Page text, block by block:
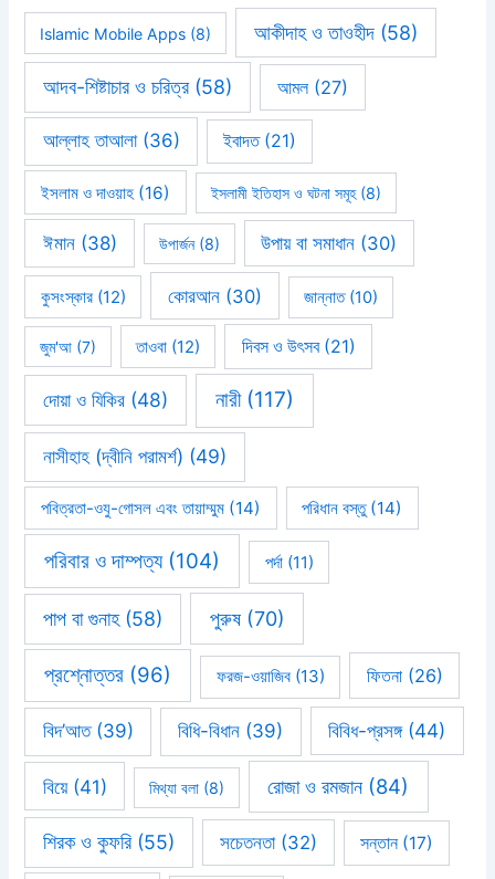
Islamic Mobile Apps (8) আকীদাহ ও তাওহীদ(58)
আদব-শিষ্টাচার ও চরিত্র(58) আমল(27)
আল্লাহ তাআলা(36) ইবাদত(21)
ইসলাম ও দাওয়াহ (16) ইসলামী ইতিহাস ও ঘটনা সমূহ(8)
ঈমান(38) উপার্জন(8) উপায় বা সমাধান (30)
কুসংস্কার(12) কোরআন (30) জান্নাত(10)
জুম'আ (7) তাওবা (12) দিবস ও উৎসব(21)
দোয়া ও যিকির (48) নারী(117)
নাসীহাহ (দ্বীনি পরামর্শ) (49)
পবিত্রতা-ওযু-গোসল এবং তায়াম্মুম (14) পরিধান বস্তু(14)
পরিবার ও দাম্পত্য(104) পর্দা(11)
পাপ বা গুনাহ(58) পুরুষ(70)
প্রশ্নোত্তর (96) ফরজ-ওয়াজিব(13) ফিতনা(26)
বিদ’আত(39) বিধি-বিধান (39) বিবিধ-প্রসঙ্গ(44)
বিয়ে(41) মিথ্যা বলা(8) রোজা ও রমজান (84)
শিরক ও কুফরি(55) সচেতনতা(32) সন্তান(17)